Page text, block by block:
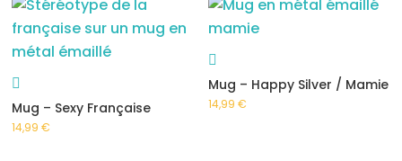
Mug – Sexy Française
14,99€
Mug – Happy Silver / Mamie
14,99€